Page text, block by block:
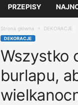
PRZEPISY
Strona główna DEKORACJE
DEKORACJE
Wszystko
burlapu,